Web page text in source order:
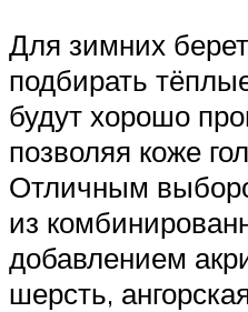
Для зимних
подбирать
будут хорошо
позволяя коже
Отличным
из
добавлением
шерсть,